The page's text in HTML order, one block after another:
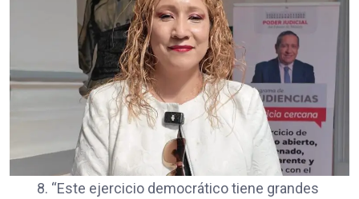
8. “Este ejercicio democrático tiene grandes